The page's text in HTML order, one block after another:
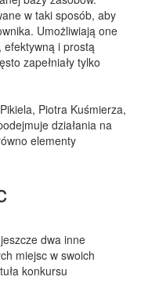
w taki sposób, aby
Umożliwiają one
efektywną i prostą
zapełniały tylko
Piotra Kuśmierza,
działania na
elementy
dwa inne
miejsc w swoich
konkursu